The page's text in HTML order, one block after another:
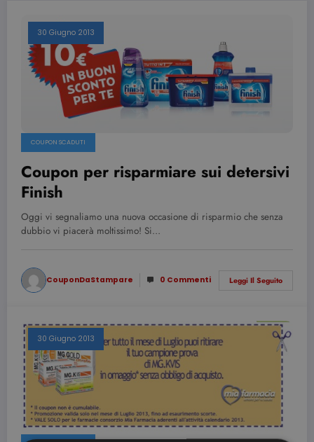
30 Giugno 2013
COUPON SCADUTI
Coupon per risparmiare sui detersivi
Finish
Oggi vi segnaliamo una nuova occasione di risparmio che senza
dubbio vi piacerà moltissimo! Si…
CouponDaStampare 0 Commenti Leggi Il Seguito
30 Giugno 2013